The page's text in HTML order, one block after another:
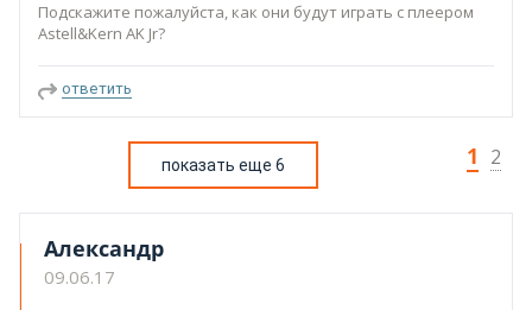
Подскажите пожалуйста, как они будут играть с плеером
Astell&Kern AK Jr?
ответить
показать еще 6 1 2
Александр
09.06.17